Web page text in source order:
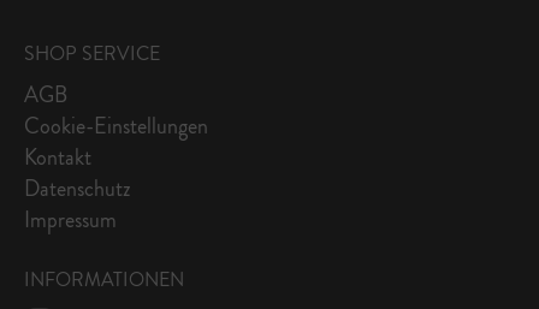
SHOP SERVICE
AGB
Cookie-Einstellungen
Kontakt
Datenschutz
Impressum
INFORMATIONEN